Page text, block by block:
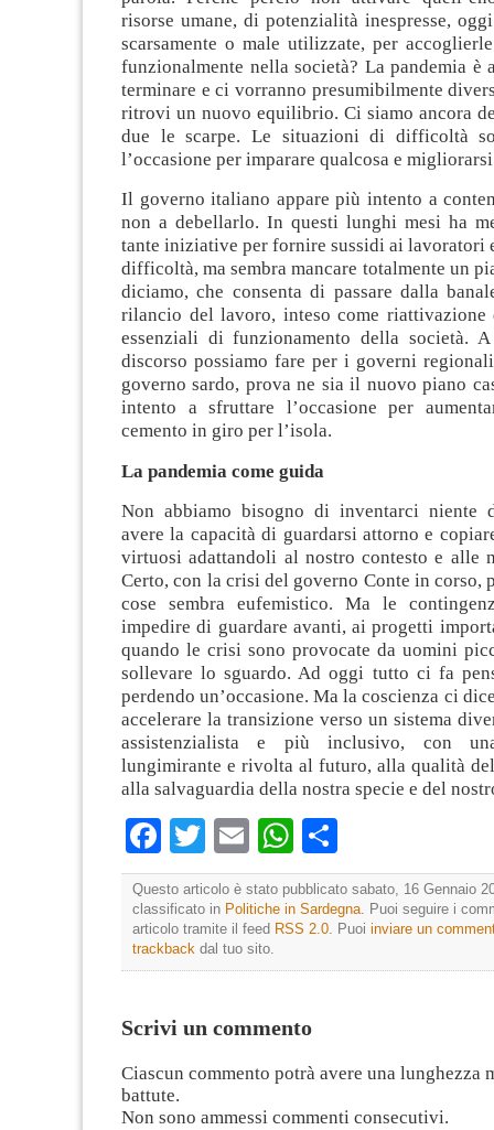
risorse umane, di potenzialità inespresse,
scarsamente o male utilizzate, per
funzionalmente nella società? La pandemia è
terminare e ci vorranno presumibilmente
ritrovi un nuovo equilibrio. Ci siamo ancora
due le scarpe. Le situazioni di difficoltà
l’occasione per imparare qualcosa e
Il governo italiano appare più intento a
non a debellarlo. In questi lunghi mesi ha
tante iniziative per fornire sussidi ai lavoratori
difficoltà, ma sembra mancare totalmente un
diciamo, che consenta di passare dalla
rilancio del lavoro, inteso come riattivazione
essenziali di funzionamento della società. A
discorso possiamo fare per i governi
governo sardo, prova ne sia il nuovo piano
intento a sfruttare l’occasione per
cemento in giro per l’isola.
La pandemia come guida
Non abbiamo bisogno di inventarci niente
avere la capacità di guardarsi attorno e
virtuosi adattandoli al nostro contesto e alle
Certo, con la crisi del governo Conte in corso,
cose sembra eufemistico. Ma le
impedire di guardare avanti, ai progetti
quando le crisi sono provocate da uomini
sollevare lo sguardo. Ad oggi tutto ci fa
perdendo un’occasione. Ma la coscienza ci
accelerare la transizione verso un sistema
assistenzialista e più inclusivo, con
lungimirante e rivolta al futuro, alla qualità
alla salvaguardia della nostra specie e del
Facebook
TwitterEmailWhatsApp
Questo articolo è stato pubblicato sabato, 16 Gennaio
classificato in Politiche in Sardegna. Puoi seguire i
articolo tramite il feed RSS 2.0. Puoi inviare un
trackback dal tuo sito.
Scrivi un commento
Ciascun commento potrà avere una lunghezza
battute.
Non sono ammessi commenti consecutivi.